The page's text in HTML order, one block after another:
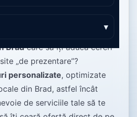
▾
Bradcare să îți aducă cereri
„de prezentare”?
personalizate, optimizate
din Brad, astfel încât
de serviciile tale să te